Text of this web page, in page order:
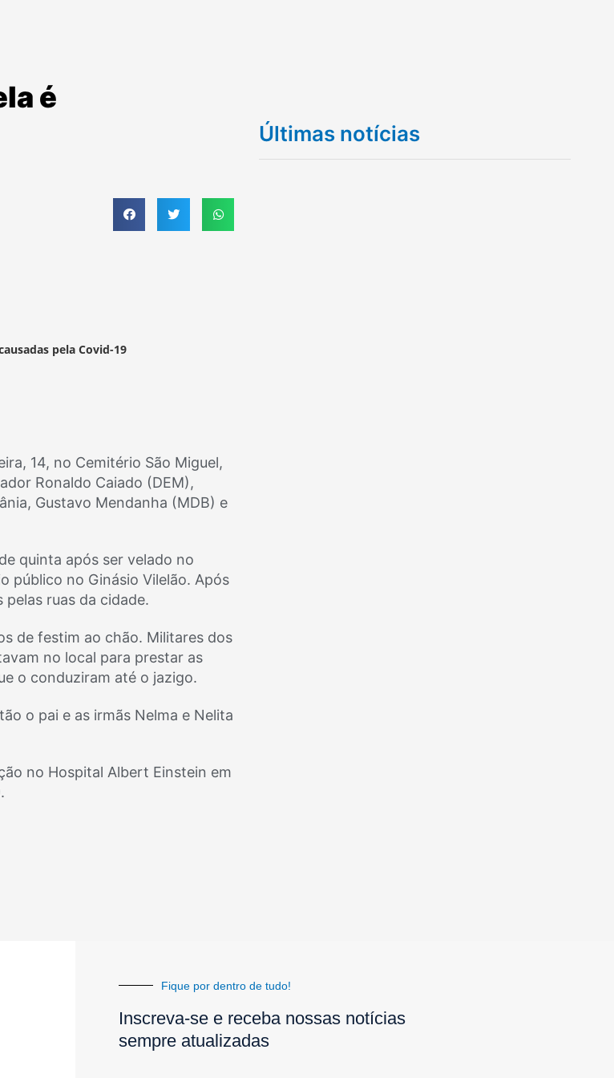
é
pela Covid-19
14, no Cemitério São Miguel,
Ronaldo Caiado (DEM),
Gustavo Mendanha (MDB) e
quinta após ser velado no
público no Ginásio Vilelão. Após
ruas da cidade.
de festim ao chão. Militares dos
no local para prestar as
o conduziram até o jazigo.
o pai e as irmãs Nelma e Nelita
no Hospital Albert Einstein em
Últimas notícias
Fique por dentro de tudo!
Inscreva-se e receba nossas notícias
sempre atualizadas